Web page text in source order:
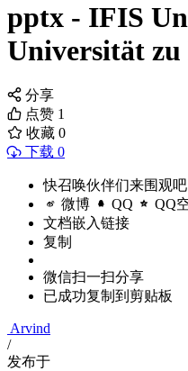
pptx - IFIS
Universität
分享
点赞 1
收藏 0
下载 0
快召唤伙伴们来围观吧
微博 QQ QQ
文档嵌入链接
复制
微信扫一扫分享
已成功复制到剪贴板
Arvind
/
发布于